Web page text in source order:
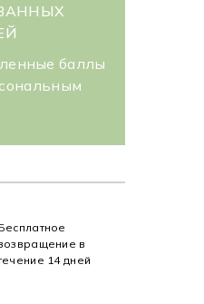
баллы
в
14 дней